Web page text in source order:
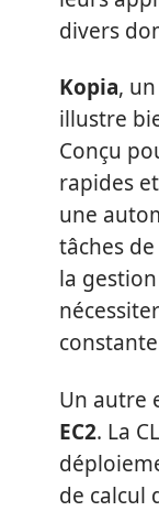
divers
Kopia,
illustre
Conçu
rapides
une
tâches
la
Un autre
EC2. La
de calcul